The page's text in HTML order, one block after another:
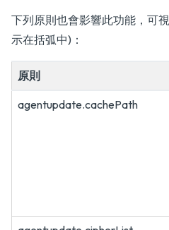
下列原則也會影響此功能，可
示在括弧中)：
原則
agentupdate.cachePath